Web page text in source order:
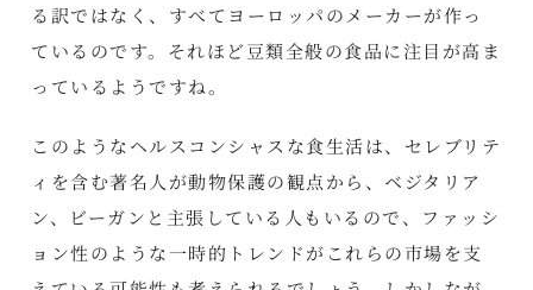
る訳ではなく、すべてヨーロッパのメーカーが作っ
ているのです。それほど豆類全般の食品に注目が高ま
っているようですね。
このようなヘルスコンシャスな食生活は、セレブリテ
ィを含む著名人が動物保護の観点から、ベジタリア
ン、ビーガンと主張している人もいるので、ファッシ
ョン性のような一時的トレンドがこれらの市場を支